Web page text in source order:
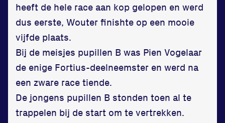
heeft de hele race aan kop gelopen en werd
dus eerste, Wouter finishte op een mooie
vijfde plaats.
Bij de meisjes pupillen B was Pien Vogelaar
de enige Fortius-deelneemster en werd na
een zware race tiende.
De jongens pupillen B stonden toen al te
trappelen bij de start om te vertrekken.